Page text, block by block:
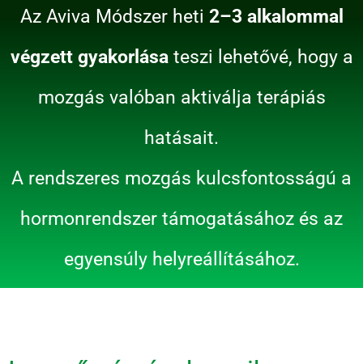
Az Aviva Módszer heti 2–3 alkalommal
végzett gyakorlásateszi lehetővé, hogy a
mozgás valóban aktiválja terápiás
hatásait.
A rendszeres mozgás kulcsfontosságú a
hormonrendszer támogatásához és az
egyensúly helyreállításához.